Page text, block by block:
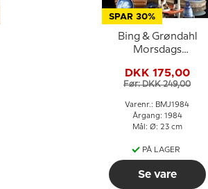
SPAR 30%
Bing & Grøndahl
Morsdags
Svane 23 cm
DKK 175,00
Før: DKK 249,00
Varenr.: BMJ1984
Årgang: 1984
Mål: Ø: 23 cm
PÅ LAGER
Se vare